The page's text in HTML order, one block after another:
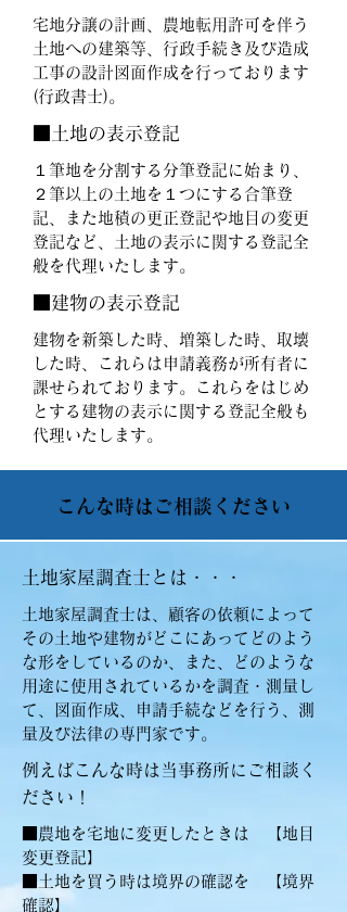
宅地分譲の計画、農地転用許可を伴う
土地への建築等、行政手続き及び造成
工事の設計図面作成を行っております
(行政書士)。
■土地の表示登記
１筆地を分割する分筆登記に始まり、
２筆以上の土地を１つにする合筆登
記、また地積の更正登記や地目の変更
登記など、土地の表示に関する登記全
般を代理いたします。
■建物の表示登記
建物を新築した時、増築した時、取壊
した時、これらは申請義務が所有者に
課せられております。これらをはじめ
とする建物の表示に関する登記全般も
代理いたします。
こんな時はご相談ください
土地家屋調査士とは・・・
土地家屋調査士は、顧客の依頼によって
その土地や建物がどこにあってどのよう
な形をしているのか、また、どのような
用途に使用されているかを調査・測量し
て、図面作成、申請手続などを行う、測
量及び法律の専門家です。
例えばこんな時は当事務所にご相談く
ださい！
■農地を宅地に変更したときは 【地目
変更登記】
■土地を買う時は境界の確認を 【境界
確認】